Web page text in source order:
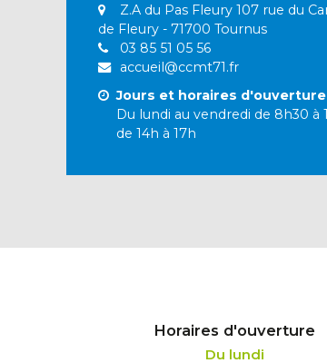
Z.A du Pas Fleury 107 rue du
de Fleury - 71700 Tournus
03 85 51 05 56
accueil@ccmt71.fr
Jours et horaires d'ouverture
Du lundi au vendredi de 8h30 à
de 14h à 17h
Horaires d'ouverture
Du lundi